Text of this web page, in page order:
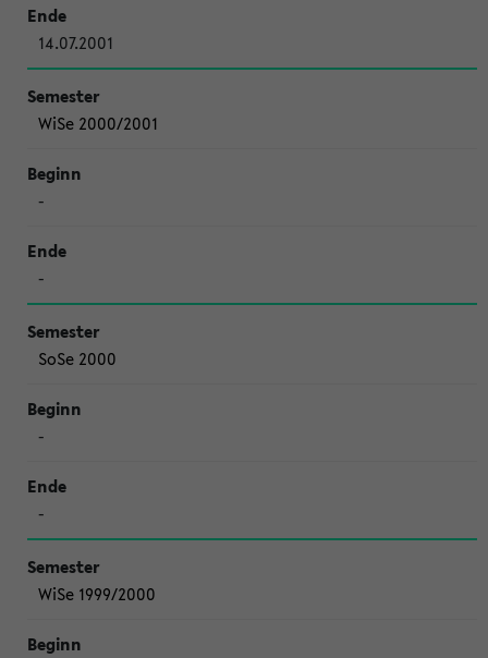
14.07.2001
WiSe 2000/2001
-
-
SoSe 2000
-
-
WiSe 1999/2000